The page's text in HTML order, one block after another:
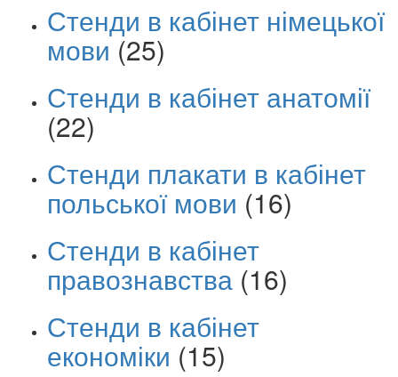
Стенди в кабінет німецької
мови (25)
Стенди в кабінет анатомії
(22)
Стенди плакати в кабінет
польської мови (16)
Стенди в кабінет
правознавства (16)
Стенди в кабінет
економіки (15)